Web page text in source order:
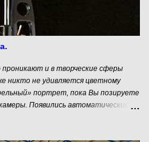
с его основателя. Давайте
этот самый основатель, какими
обладать, чтобы хотя бы
и в творческие сферы
никто не удивляется цветному
портрет, пока Вы позируете
Появились автоматические